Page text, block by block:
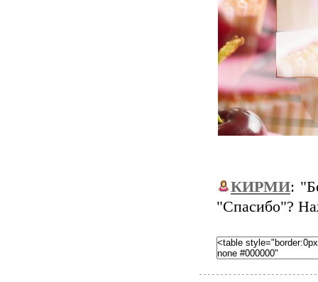
КИРМИ:
"Спасибо"?